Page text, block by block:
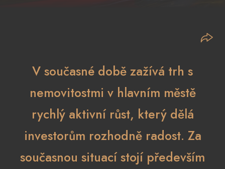
V současné době zažívá trh s
nemovitostmi v hlavním městě
rychlý aktivní růst, který dělá
investorům rozhodně radost. Za
současnou situací stojí především